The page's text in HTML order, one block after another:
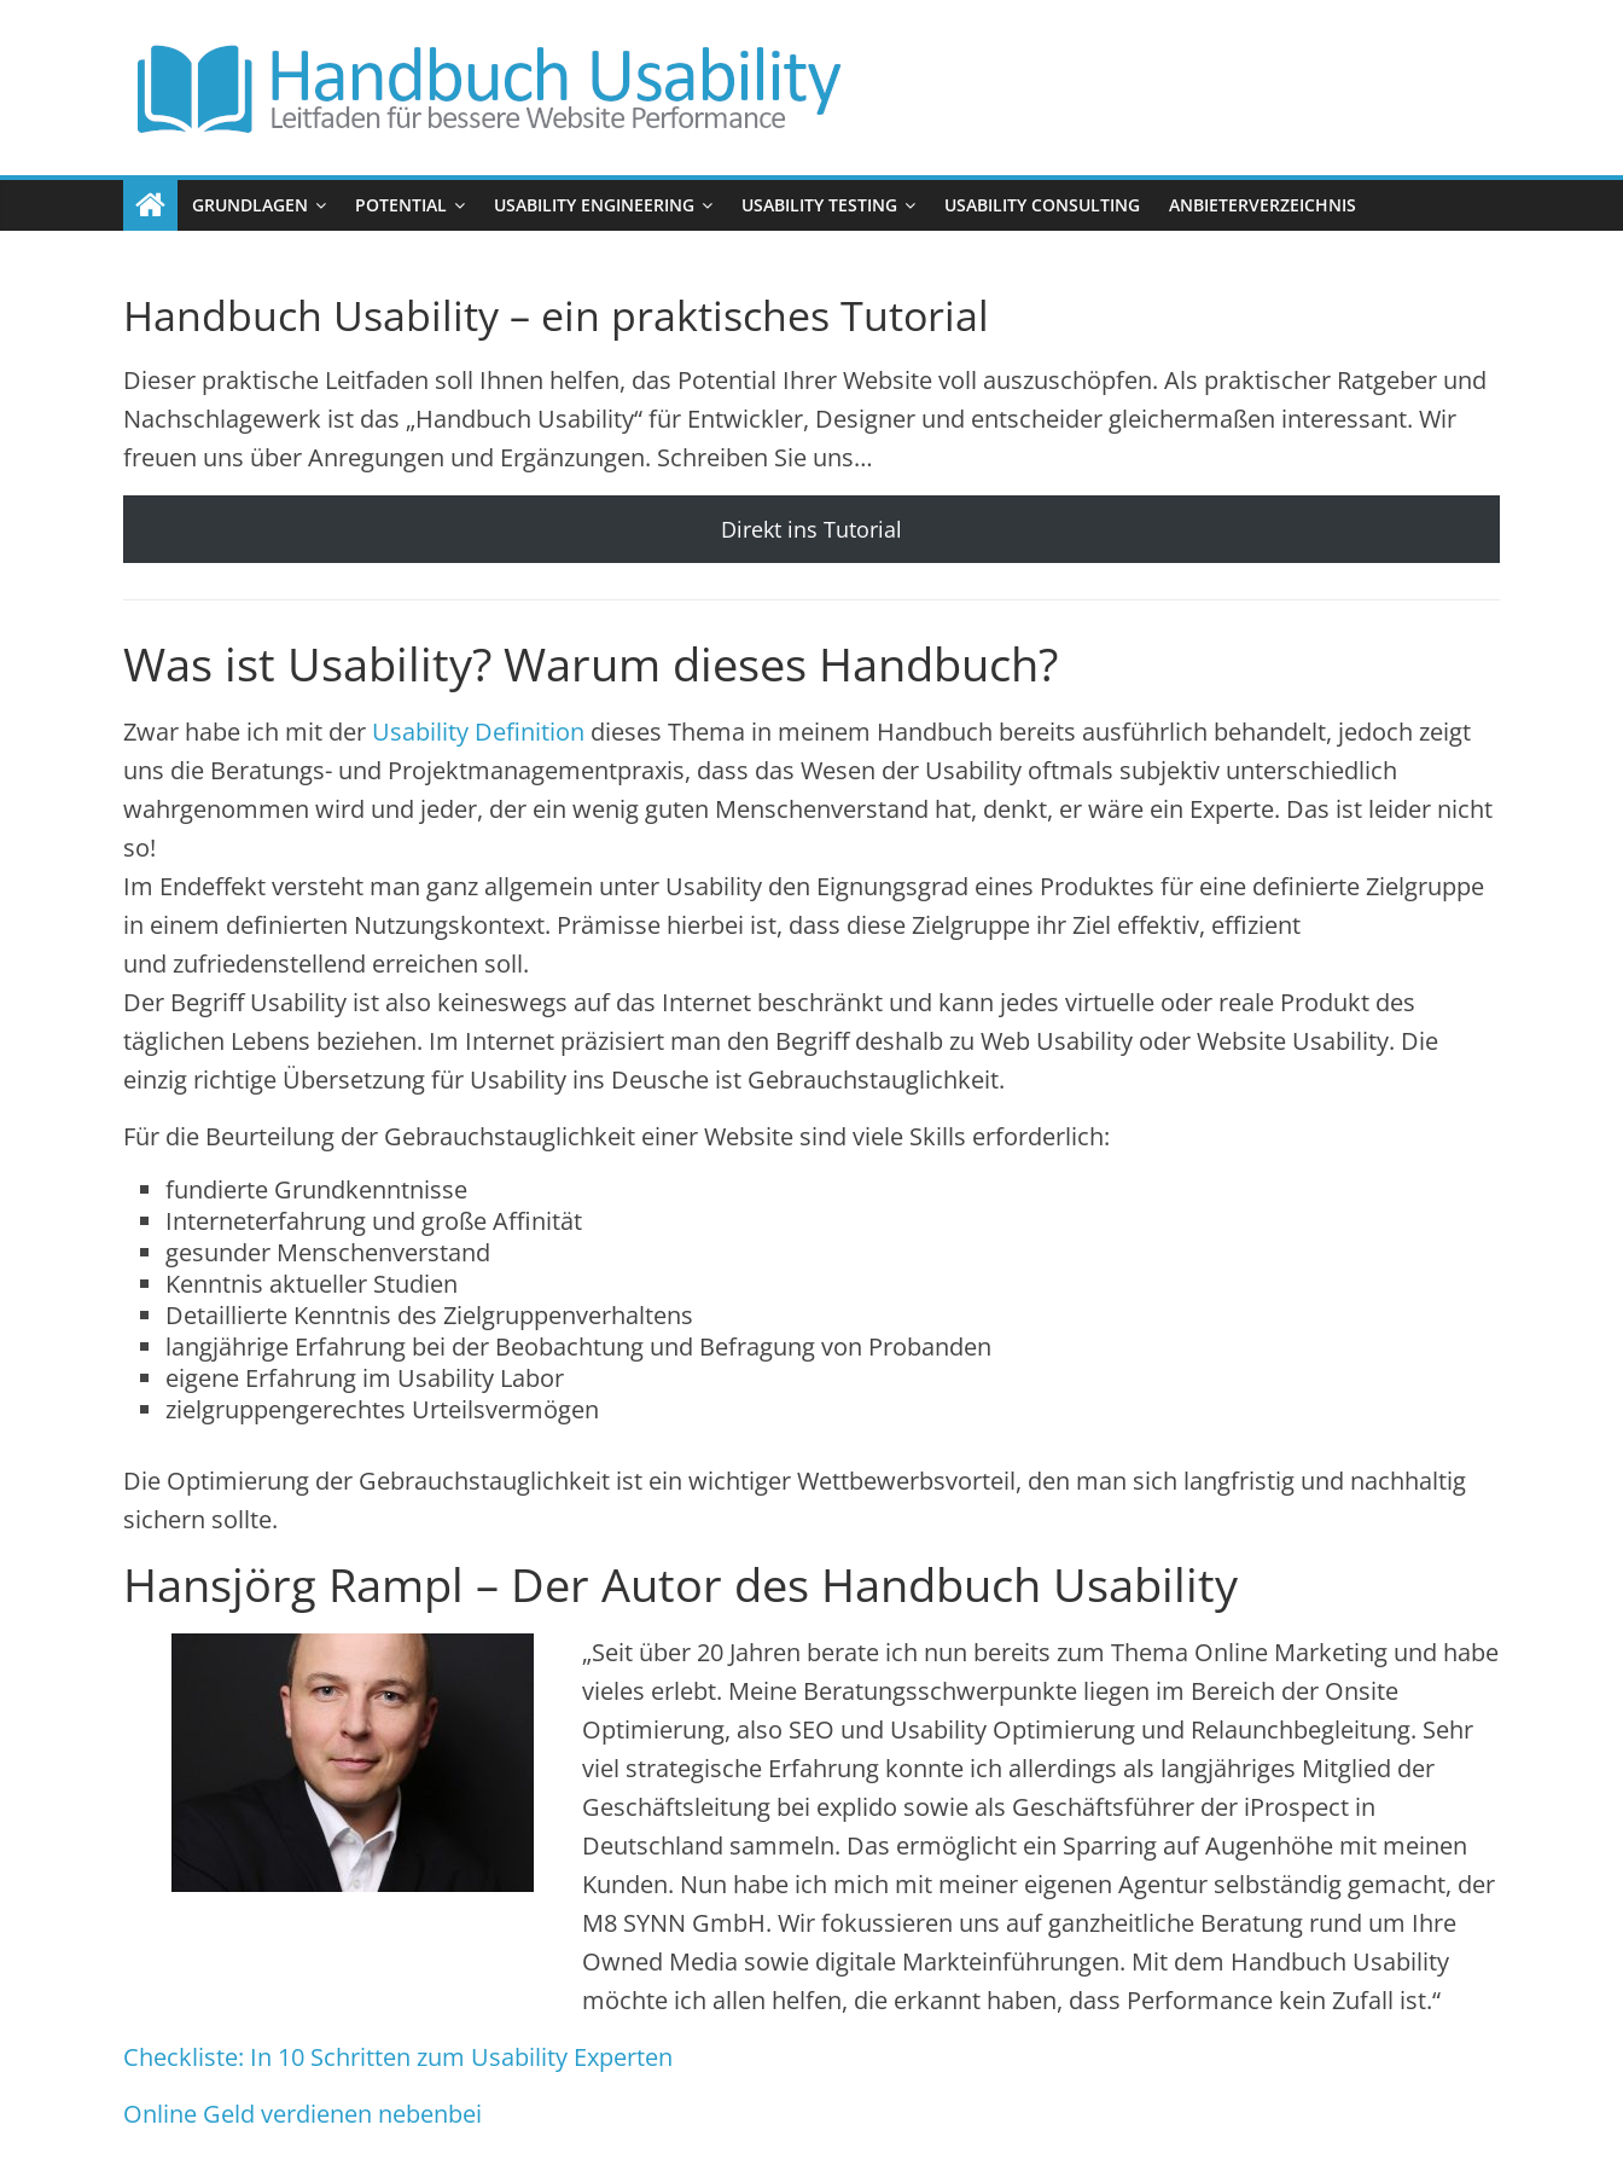
Handbuch
Usability
Leitfaden
für
bessere
GRUNDLAGEN POTENTIAL USABILITY ENGINEERING USABILITY TESTING USABILITY CONSULTING ANBIETERVERZEICHNIS
Handbuch Usability – ein praktisches Tutorial
Dieser praktische Leitfaden soll Ihnen helfen, das Potential Ihrer Website voll auszuschöpfen. Als praktischer Ratgeber und
Nachschlagewerk ist das „Handbuch Usability“ für Entwickler, Designer und entscheider gleichermaßen interessant. Wir
freuen uns über Anregungen und Ergänzungen. Schreiben Sie uns…
Direkt ins Tutorial
Was ist Usability? Warum dieses Handbuch?
Zwar habe ich mit der Usability Definition dieses Thema in meinem Handbuch bereits ausführlich behandelt, jedoch zeigt
uns die Beratungs- und Projektmanagementpraxis, dass das Wesen der Usability oftmals subjektiv unterschiedlich
wahrgenommen wird und jeder, der ein wenig guten Menschenverstand hat, denkt, er wäre ein Experte. Das ist leider nicht
so!
Im Endeffekt versteht man ganz allgemein unter Usability den Eignungsgrad eines Produktes für eine definierte Zielgruppe
in einem definierten Nutzungskontext. Prämisse hierbei ist, dass diese Zielgruppe ihr Ziel effektiv, effizient
und zufriedenstellend erreichen soll.
Der Begriff Usability ist also keineswegs auf das Internet beschränkt und kann jedes virtuelle oder reale Produkt des
täglichen Lebens beziehen. Im Internet präzisiert man den Begriff deshalb zu Web Usability oder Website Usability. Die
einzig richtige Übersetzung für Usability ins Deusche ist Gebrauchstauglichkeit.
Für die Beurteilung der Gebrauchstauglichkeit einer Website sind viele Skills erforderlich:
fundierte Grundkenntnisse
Interneterfahrung und große Affinität
gesunder Menschenverstand
Kenntnis aktueller Studien
Detaillierte Kenntnis des Zielgruppenverhaltens
langjährige Erfahrung bei der Beobachtung und Befragung von Probanden
eigene Erfahrung im Usability Labor
zielgruppengerechtes Urteilsvermögen
Die Optimierung der Gebrauchstauglichkeit ist ein wichtiger Wettbewerbsvorteil, den man sich langfristig und nachhaltig
sichern sollte.
Hansjörg Rampl – Der Autor des Handbuch Usability
„Seit über 20 Jahren berate ich nun bereits zum Thema Online Marketing und habe
vieles erlebt. Meine Beratungsschwerpunkte liegen im Bereich der Onsite
Optimierung, also SEO und Usability Optimierung und Relaunchbegleitung. Sehr
viel strategische Erfahrung konnte ich allerdings als langjähriges Mitglied der
Geschäftsleitung bei explido sowie als Geschäftsführer der iProspect in
Deutschland sammeln. Das ermöglicht ein Sparring auf Augenhöhe mit meinen
Kunden. Nun habe ich mich mit meiner eigenen Agentur selbständig gemacht, der
M8 SYNN GmbH. Wir fokussieren uns auf ganzheitliche Beratung rund um Ihre
Owned Media sowie digitale Markteinführungen. Mit dem Handbuch Usability
möchte ich allen helfen, die erkannt haben, dass Performance kein Zufall ist.“
Checkliste: In 10 Schritten zum Usability Experten
Online Geld verdienen nebenbei